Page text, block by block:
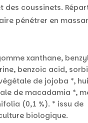
des coussinets.
pénétrer en
xanthane,
benzoic acid,
de jojoba *,
de macadamia *,
(0,1 %). * issu de
biologique.